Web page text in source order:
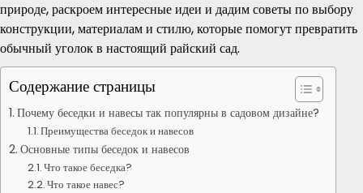
природе, раскроем интересные идеи и дадим советы по выбору
конструкции, материалам и стилю, которые помогут превратить
обычный уголок в настоящий райский сад.
Содержание страницы
Почему беседки и навесы так популярны в садовом дизайне?
Преимущества беседок и навесов
Основные типы беседок и навесов
Что такое беседка?
Что такое навес?